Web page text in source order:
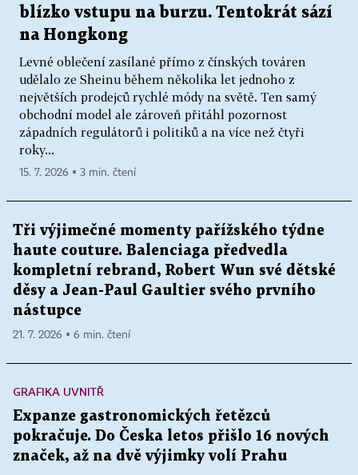
blízko vstupu na burzu. Tentokrát sází
na Hongkong
Levné oblečení zasílané přímo z čínských továren
udělalo ze Sheinu během několika let jednoho z
největších prodejců rychlé módy na světě. Ten samý
obchodní model ale zároveň přitáhl pozornost
západních regulátorů i politiků a na více než čtyři
roky...
15. 7. 2026 ▪ 3 min. čtení
Tři výjimečné momenty pařížského týdne
haute couture. Balenciaga předvedla
kompletní rebrand, Robert Wun své dětské
děsy a Jean-Paul Gaultier svého prvního
nástupce
21. 7. 2026 ▪ 6 min. čtení
GRAFIKA UVNITŘ
Expanze gastronomických řetězců
pokračuje. Do Česka letos přišlo 16 nových
značek, až na dvě výjimky volí Prahu